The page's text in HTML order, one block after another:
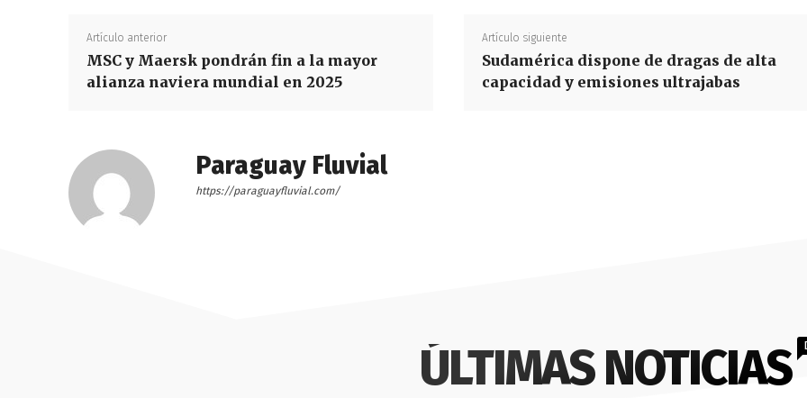
Artículo anterior
MSC y Maersk pondrán fin a la mayor
alianza naviera mundial en 2025
Artículo siguiente
Sudamérica dispone de dragas de alta
capacidad y emisiones ultrajabas
Paraguay Fluvial
https://paraguayfluvial.com/
ÚLTIMAS NOTICIAS